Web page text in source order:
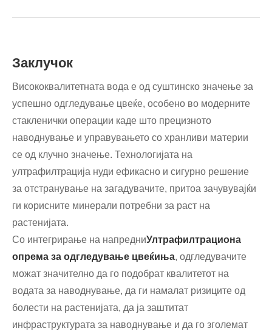
Заклучок
Висококвалитетната вода е од суштинско значење за
успешно одгледување цвеќе, особено во модерните
стакленички операции каде што прецизното
наводнување и управувањето со хранливи материи
се од клучно значење. Технологијата на
ултрафилтрација нуди ефикасно и сигурно решение
за отстранување на загадувачите, притоа зачувувајќи
ги корисните минерали потребни за раст на
растенијата.
Со интегрирање на напредниУлтрафилтрациона
опрема за одгледување цвеќиња, одгледувачите
можат значително да го подобрат квалитетот на
водата за наводнување, да ги намалат ризиците од
болести на растенијата, да ја заштитат
инфраструктурата за наводнување и да го зголемат